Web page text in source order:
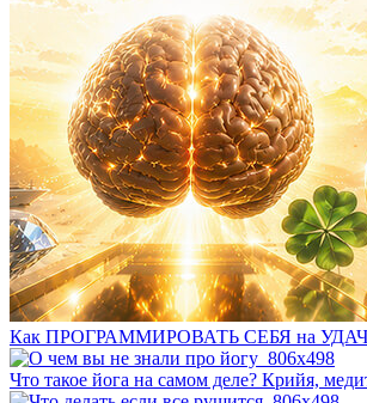
Как ПРОГРАММИРОВАТЬ СЕБЯ на
Что такое йога на самом деле? Крийя,